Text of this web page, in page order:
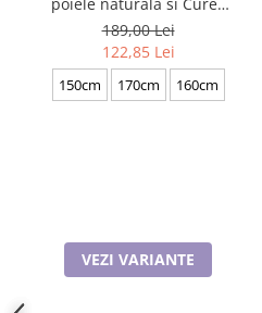
Cadouri pentru Doctori
Cadouri pentru Sfânta Maria
Martisoare
poiele naturala si Curea
de barbati neagra, serie
mare battal, A702-
4.N_1379
189,00 Lei
122,85 Lei
150cm 170cm 160cm
VEZI VARIANTE